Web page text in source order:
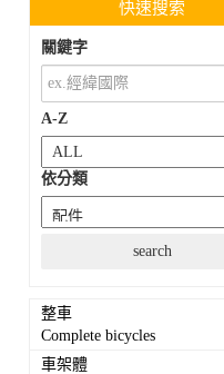
快速搜索
關鍵字
A-Z
依分類
整車
Complete bicycles
車架體